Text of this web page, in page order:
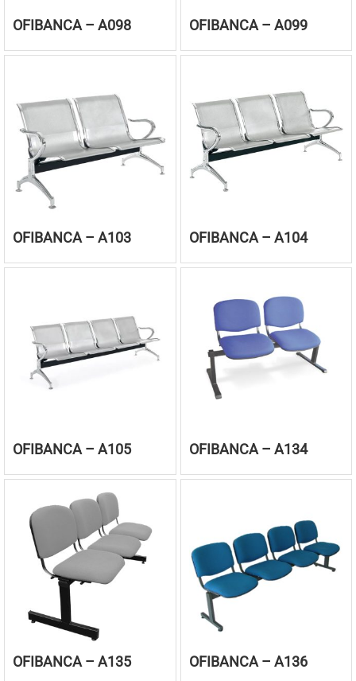
OFIBANCA – A098 OFIBANCA – A099
OFIBANCA – A103 OFIBANCA – A104
OFIBANCA – A105 OFIBANCA – A134
OFIBANCA – A135 OFIBANCA – A136